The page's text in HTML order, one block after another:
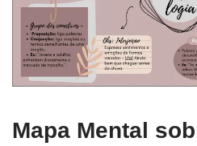
Mapa Mental